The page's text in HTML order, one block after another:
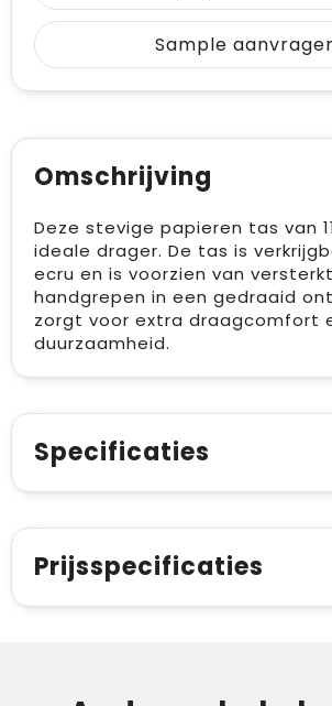
Sample
Omschrijving
Deze stevige papieren tas van
ideale drager. De tas is
ecru en is voorzien van
handgrepen in een gedraaid
zorgt voor extra draagcomfort
duurzaamheid.
Specificaties
Prijsspecificaties